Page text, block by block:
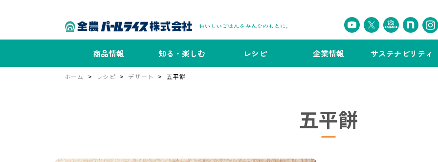
商品情報 知る・楽しむ レシピ 企業情報 サステナビリティ
ホーム レシピ デザート 五平餅
五平餅